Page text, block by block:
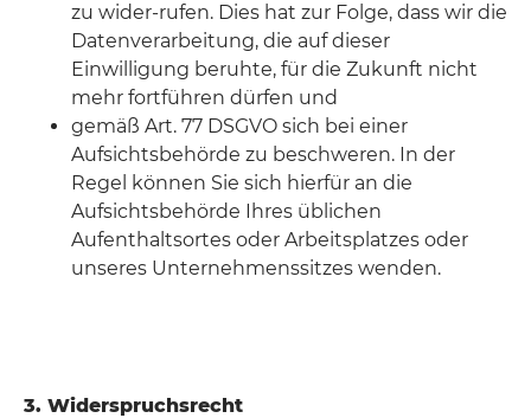
zu wider-rufen. Dies hat zur Folge, dass wir die
Datenverarbeitung, die auf dieser
Einwilligung beruhte, für die Zukunft nicht
mehr fortführen dürfen und
gemäß Art. 77 DSGVO sich bei einer
Aufsichtsbehörde zu beschweren. In der
Regel können Sie sich hierfür an die
Aufsichtsbehörde Ihres üblichen
Aufenthaltsortes oder Arbeitsplatzes oder
unseres Unternehmenssitzes wenden.
3. Widerspruchsrecht